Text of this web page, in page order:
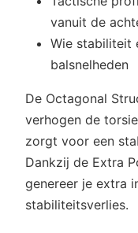
vanuit de
Wie stabiliteit
balsnelheden
De Octagonal
verhogen de
zorgt voor een
Dankzij de Extra
genereer je extra
stabiliteitsverlies.